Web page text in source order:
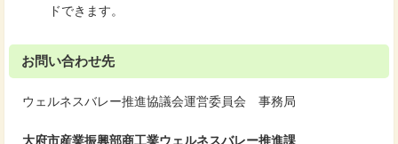
ドできます。
お問い合わせ先
ウェルネスバレー推進協議会運営委員会 事務局
大府市産業振興部商工業ウェルネスバレー推進課